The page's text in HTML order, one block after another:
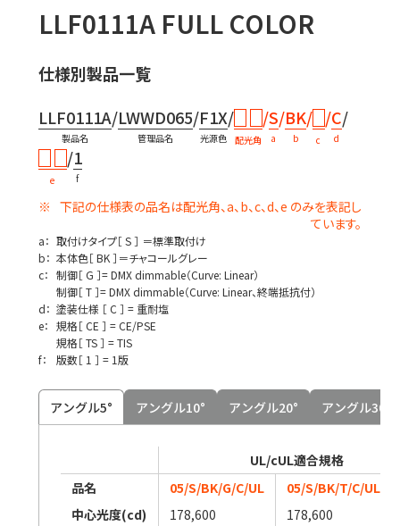
LLF0111A FULL COLOR
仕様別製品一覧
LLF0111A
製品名
/LWWD065
管理品名
/F1X
光源色
/
配光角
/S
a
/BK
b
/
c
/C
d
/
e
/1
f
下記の仕様表の品名は配光角、a、b、c、d、e のみを表記し
ています。
a： 取付けタイプ［ S ］ ＝標準取付け
b： 本体色［ BK ］＝チャコールグレー
c： 制御［ G ］= DMX dimmable（Curve: Linear）
制御［ T ］= DMX dimmable（Curve: Linear、終端抵抗付）
d： 塗装仕様 ［ C ］ = 重耐塩
e： 規格［ CE ］ = CE/PSE
規格［ TS ］ = TIS
f：
版数［ 1 ］ = 1版
アングル5° アングル10° アングル20° アングル30°
UL/cUL適合規格
品名
05/S/BK/G/C/UL
05/S/BK/T/C/UL
中心光度(cd)
178,600
178,600